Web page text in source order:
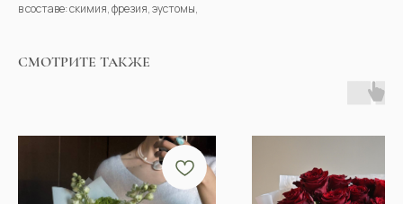
в составе: скимия, фрезия, эустомы,
СМОТРИТЕ ТАКЖЕ